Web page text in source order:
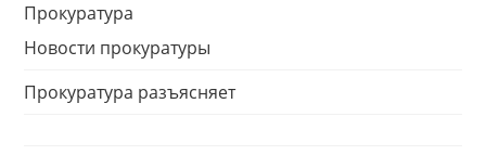
Прокуратура
Новости прокуратуры
Прокуратура разъясняет